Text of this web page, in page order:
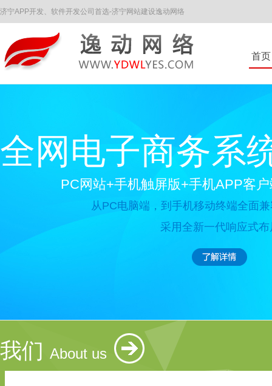
济宁APP开发、软件开发公司首选-济宁网站建设逸动网络
首页
我们 About us